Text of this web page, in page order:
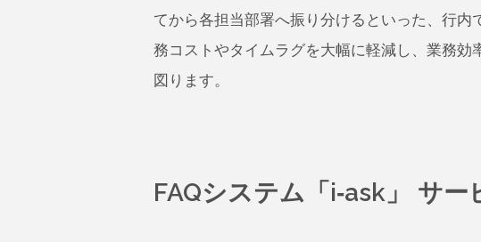
てから各担当部署へ振り分けるといった、行内
務コストやタイムラグを大幅に軽減し、業務効
図ります。
FAQシステム「i-ask」 サー